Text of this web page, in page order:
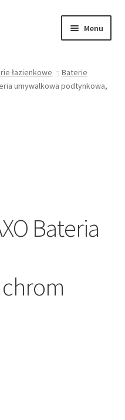
Menu
łazienkowe
Baterie
umywalkowa podtynkowa,
Bateria